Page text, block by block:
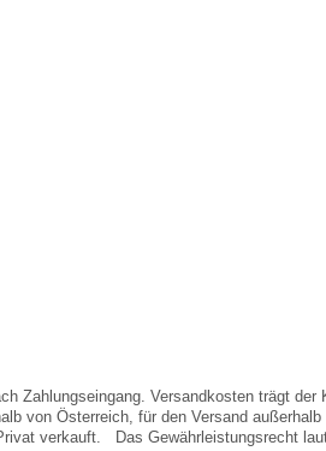
Zahlungseingang. Versandkosten trägt der
von Österreich, für den Versand außerhalb
verkauft. Das Gewährleistungsrecht